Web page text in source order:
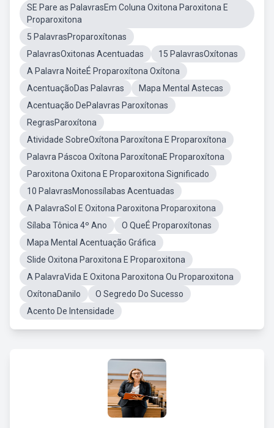
SE Pare as PalavrasEm Coluna Oxitona Paroxitona E
Proparoxitona
5 PalavrasProparoxítonas
PalavrasOxitonas Acentuadas
15 PalavrasOxítonas
A Palavra NoiteÉ Proparoxítona Oxítona
AcentuaçãoDas Palavras
Mapa Mental Astecas
Acentuação DePalavras Paroxítonas
RegrasParoxítona
Atividade SobreOxítona Paroxítona E Proparoxítona
Palavra Páscoa Oxítona ParoxítonaE Proparoxítona
Paroxitona Oxitona E Proparoxitona Significado
10 PalavrasMonossílabas Acentuadas
A PalavraSol E Oxitona Paroxitona Proparoxitona
Sílaba Tônica 4º Ano
O QueÉ Proparoxítonas
Mapa Mental Acentuação Gráfica
Slide Oxitona Paroxitona E Proparoxitona
A PalavraVida E Oxitona Paroxitona Ou Proparoxitona
OxítonaDanilo
O Segredo Do Sucesso
Acento De Intensidade